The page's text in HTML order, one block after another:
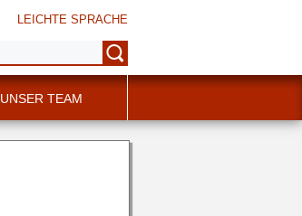
LEICHTE SPRACHE
UNSER TEAM